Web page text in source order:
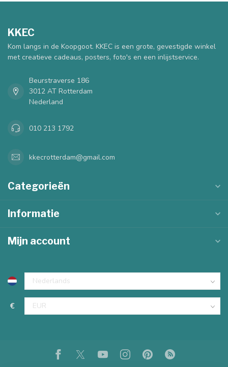
KKEC
Kom langs in de Koopgoot. KKEC is een grote, gevestigde winkel
met creatieve cadeaus, posters, foto's en een inlijstservice.
Beurstraverse 186
3012 AT Rotterdam
Nederland
010 213 1792
kkecrotterdam@gmail.com
Categorieën
Informatie
Mijn account
€